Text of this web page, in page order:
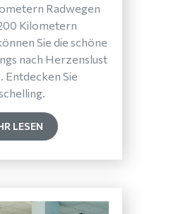
Radwegen
Kilometern
Sie die schöne
nach Herzenslust
Entdecken Sie
LESEN